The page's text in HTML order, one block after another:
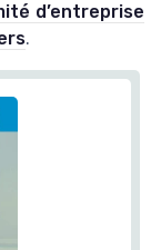
d’entreprise
.